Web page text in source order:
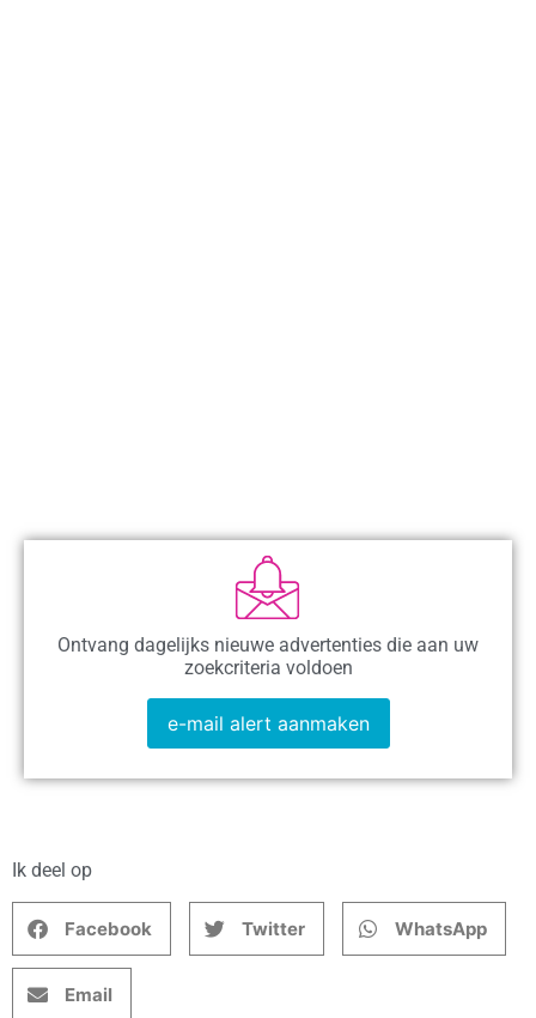
Ontvang dagelijks nieuwe advertenties die aan uw
zoekcriteria voldoen
e-mail alert aanmaken
Ik deel op
Facebook Twitter WhatsApp
Email